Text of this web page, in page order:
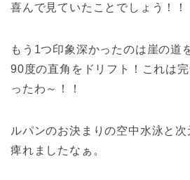
喜んで見ていたことでしょう！！
もう1つ印象深かったのは崖の道
90度の直角をドリフト！これは
ったわ～！！
ルパンのお決まりの空中水泳と
痺れましたなぁ。